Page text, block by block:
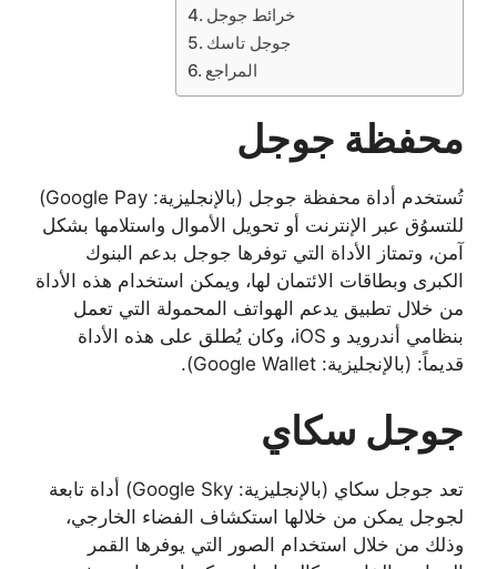
خرائط جوجل
جوجل تاسك
المراجع
محفظة جوجل
تُستخدم أداة محفظة جوجل (بالإنجليزية: Google Pay)
للتسوُق عبر الإنترنت أو تحويل الأموال واستلامها بشكل
آمن، وتمتاز الأداة التي توفرها جوجل بدعم البنوك
الكبرى وبطاقات الائتمان لها، ويمكن استخدام هذه الأداة
من خلال تطبيق يدعم الهواتف المحمولة التي تعمل
بنظامي أندرويد و iOS، وكان يُطلق على هذه الأداة
قديماً: (بالإنجليزية: Google Wallet).
جوجل سكاي
تعد جوجل سكاي (بالإنجليزية: Google Sky) أداة تابعة
لجوجل يمكن من خلالها استكشاف الفضاء الخارجي،
وذلك من خلال استخدام الصور التي يوفرها القمر